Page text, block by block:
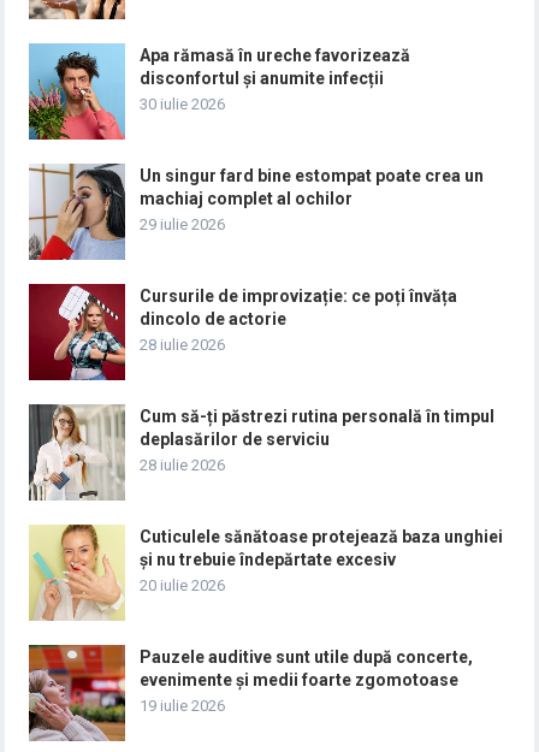
Apa rămasă în ureche favorizează
disconfortul și anumite infecții
30 iulie 2026
Un singur fard bine estompat poate crea un
machiaj complet al ochilor
29 iulie 2026
Cursurile de improvizație: ce poți învăța
dincolo de actorie
28 iulie 2026
Cum să-ți păstrezi rutina personală în timpul
deplasărilor de serviciu
28 iulie 2026
Cuticulele sănătoase protejează baza unghiei
și nu trebuie îndepărtate excesiv
20 iulie 2026
Pauzele auditive sunt utile după concerte,
evenimente și medii foarte zgomotoase
19 iulie 2026